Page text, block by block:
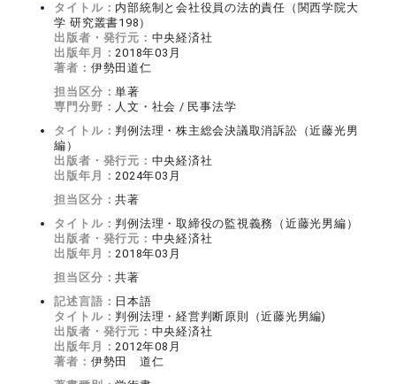
タイトル： 内部統制と会社役員の法的責任（関西学院大
学 研究叢書198）
出版者・発行元： 中央経済社
出版年月：2018年03月
著者： 伊勢田道仁
担当区分：単著
専門分野： 人文・社会 / 民事法学
タイトル： 判例法理・株主総会決議取消訴訟（近藤光男
編）
出版者・発行元： 中央経済社
出版年月：2024年03月
担当区分：共著
タイトル： 判例法理・取締役の監視義務（近藤光男編）
出版者・発行元： 中央経済社
出版年月：2018年03月
担当区分：共著
記述言語： 日本語
タイトル： 判例法理・経営判断原則（近藤光男編)
出版者・発行元： 中央経済社
出版年月：2012年08月
著者： 伊勢田 道仁